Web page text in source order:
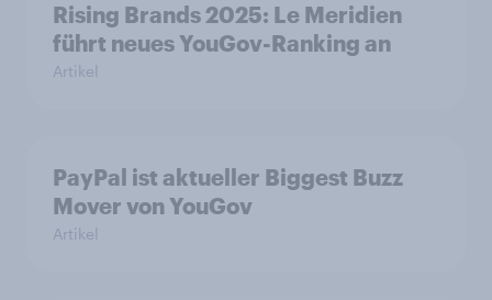
Rising Brands 2025: Le Meridien
führt neues YouGov-Ranking an
Artikel
PayPal ist aktueller Biggest Buzz
Mover von YouGov
Artikel